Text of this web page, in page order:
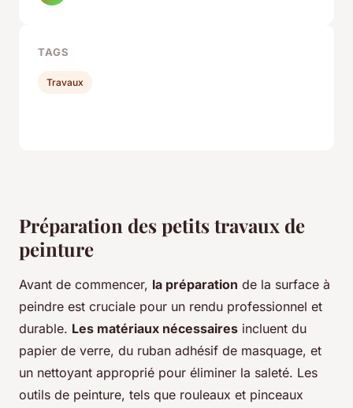
Préparation des petits travaux de
peinture
Avant de commencer, la préparation de la surface à
peindre est cruciale pour un rendu professionnel et
durable. Les matériaux nécessaires incluent du
papier de verre, du ruban adhésif de masquage, et
un nettoyant approprié pour éliminer la saleté. Les
outils de peinture, tels que rouleaux et pinceaux
TAGS
Travaux